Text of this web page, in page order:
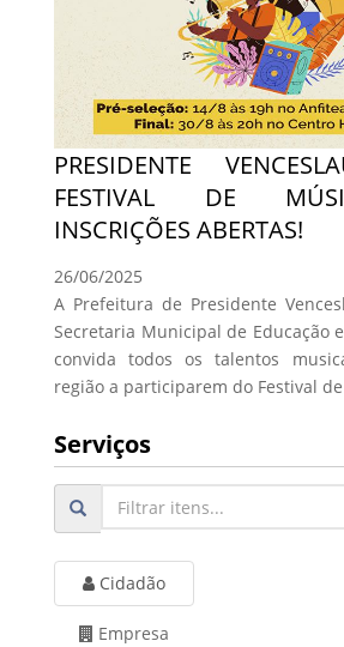
PRESIDENTE
FESTIVAL DE
INSCRIÇÕES ABERTAS!
26/06/2025
A Prefeitura de Presidente
Secretaria Municipal de Educação e
convida todos os talentos
região a participarem do Festival
Serviços
Cidadão
Empresa